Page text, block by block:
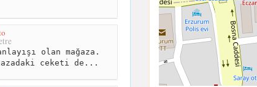
olan mağaza.
ceketi de...